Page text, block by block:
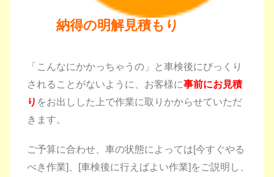
納得の明解見積もり
「こんなにかかっちゃうの」と車検後にびっくり
されることがないように、お客様に事前にお見積
り をお出しした上で作業に取りかからせていただ
きます。
ご予算に合わせ、車の状態によっては[今すぐやる
べき作業]、[車検後に行えばよい作業]をご説明し、